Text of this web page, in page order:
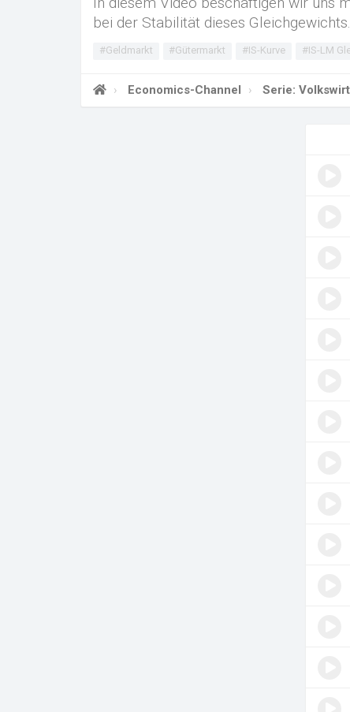
bei der Stabilität dieses Gleichgewichts.
#Geldmarkt #Gütermarkt #IS-Kurve #IS-LM
Economics-Channel Serie: